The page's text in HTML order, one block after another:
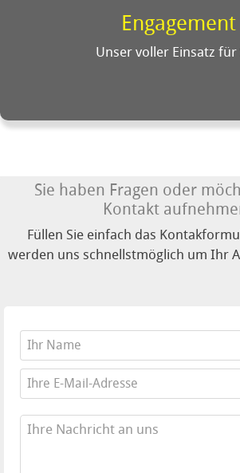
Engagement
Unser voller Einsatz für
Wir bringen unser Engagement so
unser eigenes
Sie haben Fragen oder
Kontakt
Füllen Sie einfach das
werden uns schnellstmöglich um Ihr
Ihr Name
Ihre E-Mail-Adresse
Ihre Nachricht an uns